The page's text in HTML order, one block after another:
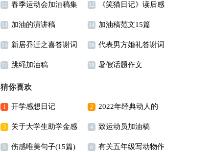
篇)
11 春季运动会加油稿集
合15篇
12 《笑猫日记》读后感
(集合15篇)
13 加油的演讲稿 14 加油稿范文15篇
15 新居乔迁之喜答谢词 16 代表男方婚礼答谢词
10篇
17 跳绳加油稿 18 暑假话题作文
猜你喜欢
1 开学感想日记 2 2022年经典动人的
早安朋友圈问候语29句
3 关于大学生助学金感
谢信模板锦集八篇
4 致运动员加油稿
5 伤感唯美句子(15篇) 6 有关五年级写动物作